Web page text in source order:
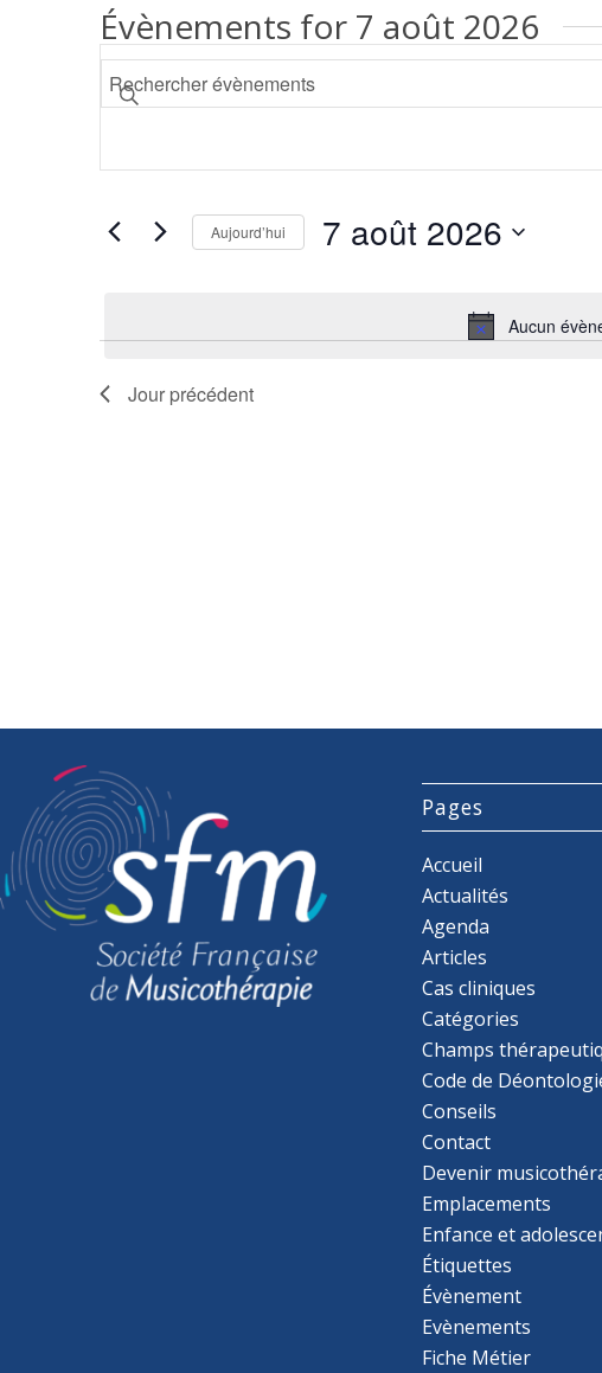
Évènements for 7 août 2026
Aucun
Recherche
et
de
Évènements
Saisir
mot-
Rechercher
par
Aujourd’hui 7 août 2026
Jour précédent
Pages
Accueil
Actualités
Agenda
Articles
Cas cliniques
Catégories
Champs
Code de
Conseils
Contact
Devenir
Emplacements
Enfance et
Étiquettes
Évènement
Evènements
Fiche Métier